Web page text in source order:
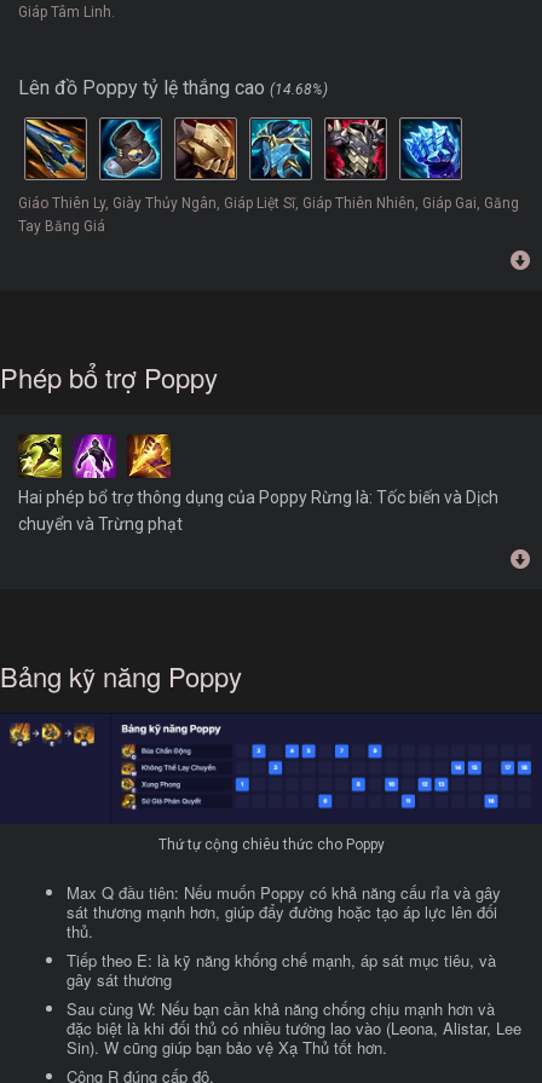
Giáp Tâm Linh.
Lên đồ Poppy tỷ lệ thắng cao (14.68%)
Giáo Thiên Ly, Giày Thủy Ngân, Giáp Liệt Sĩ, Giáp Thiên Nhiên, Giáp Gai, Găng
Tay Băng Giá
Phép bổ trợ Poppy
Hai phép bổ trợ thông dụng của Poppy Rừng là: Tốc biến và Dịch
chuyển và Trừng phạt
Bảng kỹ năng Poppy
Thứ tự cộng chiêu thức cho Poppy
Max Q đầu tiên: Nếu muốn Poppy có khả năng cấu rỉa và gây
sát thương mạnh hơn, giúp đẩy đường hoặc tạo áp lực lên đối
thủ.
Tiếp theo E: là kỹ năng khống chế mạnh, áp sát mục tiêu, và
gây sát thương
Sau cùng W: Nếu bạn cần khả năng chống chịu mạnh hơn và
đặc biệt là khi đối thủ có nhiều tướng lao vào (Leona, Alistar, Lee
Sin). W cũng giúp bạn bảo vệ Xạ Thủ tốt hơn.
Cộng R đúng cấp độ.